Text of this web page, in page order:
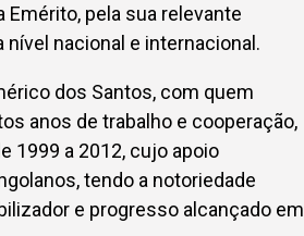
pela sua relevante
nacional e internacional.
dos Santos, com quem
anos de trabalho e cooperação,
1999 a 2012, cujo apoio
tendo a notoriedade
e progresso alcançado em